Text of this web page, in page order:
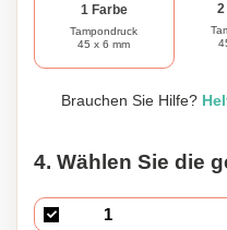
1 Farbe
Tampondruck
45 x 6 mm
2
Brauchen Sie Hilfe?
4. Wählen Sie die